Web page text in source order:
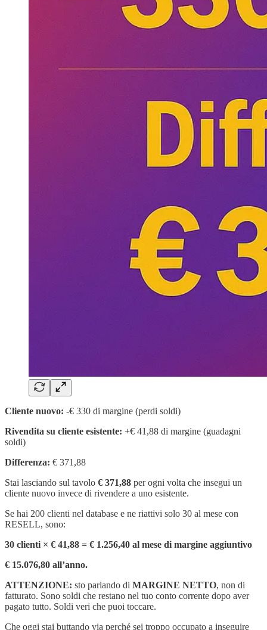
Cliente nuovo: -€ 330 di margine (perdi soldi)
Rivendita su cliente esistente: +€ 41,88 di margine (guadagni
soldi)
Differenza: € 371,88
Stai lasciando sul tavolo € 371,88 per ogni volta che insegui un
cliente nuovo invece di rivendere a uno esistente.
Se hai 200 clienti nel database e ne riattivi solo 30 al mese con
RESELL, sono:
30 clienti × € 41,88 = € 1.256,40 al mese di margine aggiuntivo
€ 15.076,80 all’anno.
ATTENZIONE: sto parlando di MARGINE NETTO, non di
fatturato. Sono soldi che restano nel tuo conto corrente dopo aver
pagato tutto. Soldi veri che puoi toccare.
Che oggi stai buttando via perché sei troppo occupato a inseguire